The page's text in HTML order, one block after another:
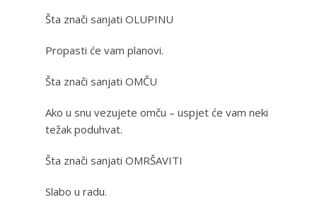
Šta znači sanjati OLUPINU
Propasti će vam planovi.
Šta znači sanjati OMČU
Ako u snu vezujete omču – uspjet će vam neki
težak poduhvat.
Šta znači sanjati OMRŠAVITI
Slabo u radu.